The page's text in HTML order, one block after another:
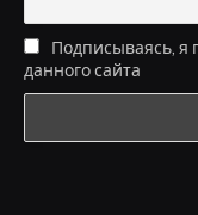
Подписываясь, я
данного сайта